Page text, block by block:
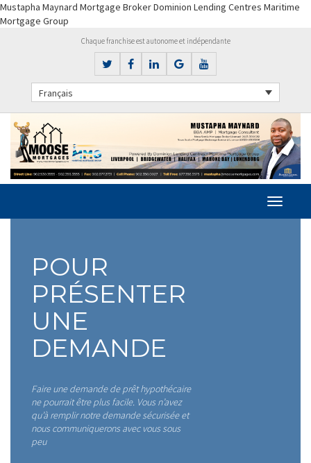
Mustapha Maynard Mortgage Broker Dominion Lending Centres Maritime
Mortgage Group
Chaque franchise est autonome et indépendante
Français
POUR
PRÉSENTER
UNE
DEMANDE
Faire une demande de prêt hypothécaire
ne pourrait être plus facile. Vous n’avez
qu’à remplir notre demande sécurisée et
nous communiquerons avec vous sous
peu